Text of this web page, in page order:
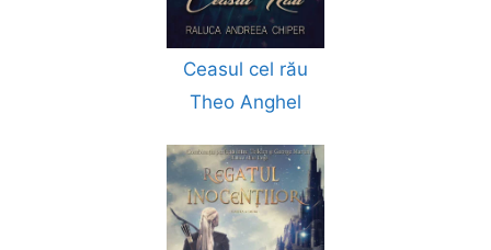
Ceasul cel rău
Theo Anghel